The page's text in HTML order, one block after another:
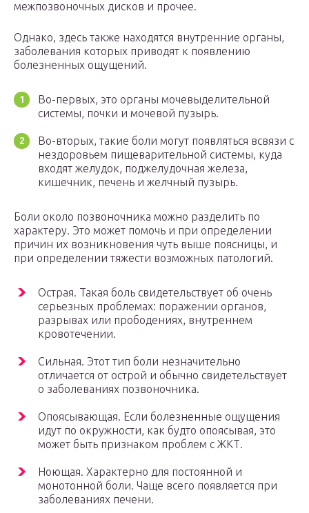
межпозвоночных дисков и прочее.
Однако, здесь также находятся внутренние органы,
заболевания которых приводят к появлению
болезненных ощущений.
Во-первых, это органы мочевыделительной
системы, почки и мочевой пузырь.
Во-вторых, такие боли могут появляться всвязи с
нездоровьем пищеварительной системы, куда
входят желудок, поджелудочная железа,
кишечник, печень и желчный пузырь.
Боли около позвоночника можно разделить по
характеру. Это может помочь и при определении
причин их возникновения чуть выше поясницы, и
при определении тяжести возможных патологий.
Острая. Такая боль свидетельствует об очень
серьезных проблемах: поражении органов,
разрывах или прободениях, внутреннем
кровотечении.
Сильная. Этот тип боли незначительно
отличается от острой и обычно свидетельствует
о заболеваниях позвоночника.
Опоясывающая. Если болезненные ощущения
идут по окружности, как будто опоясывая, это
может быть признаком проблем с ЖКТ.
Ноющая. Характерно для постоянной и
монотонной боли. Чаще всего появляется при
заболеваниях печени.